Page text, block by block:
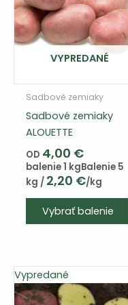
VYPREDANÉ
Sadbové zemiaky
Sadbové zemiaky
ALOUETTE
OD 4,00 €
balenie 1 kgBalenie 5
kg / 2,20 €/kg
Vybrať balenie
Vypredané